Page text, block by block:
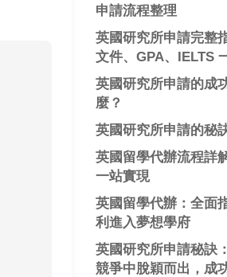
申請流程整理
英國研究所申請完整
文件、GPA、IELTS
英國研究所申請的成
麼？
英國研究所申請的秘
英國留學代辦流程詳
一站實現
英國留學代辦：全面
利進入夢想學府
英國研究所申請秘訣
競爭中脫穎而出，成